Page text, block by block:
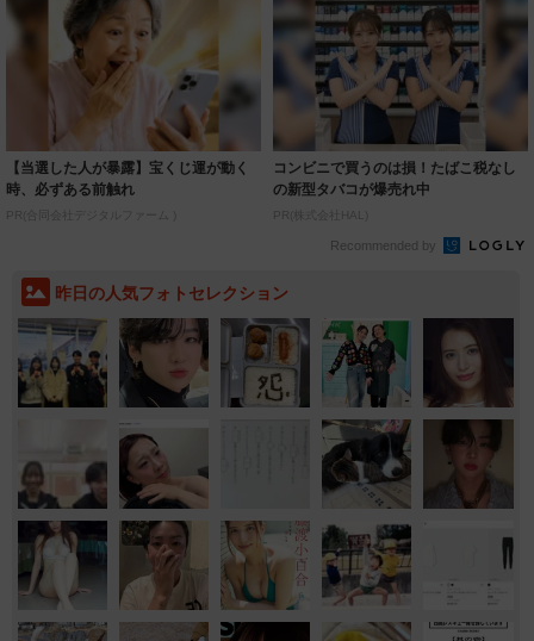
【当選した人が暴露】宝くじ運が動く
時、必ずある前触れ
PR(合同会社デジタルファーム )
コンビニで買うのは損！たばこ税なし
の新型タバコが爆売れ中
PR(株式会社HAL)
Recommended by
昨日の人気フォトセレクション